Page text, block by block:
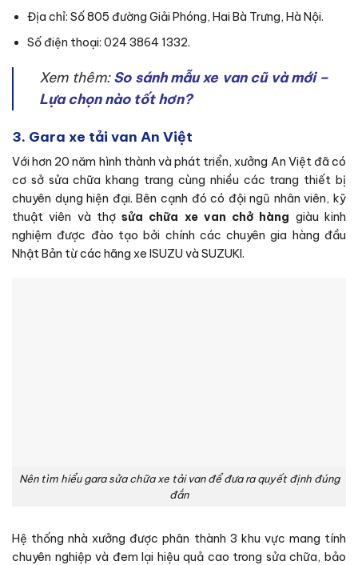
Địa chỉ: Số 805 đường Giải Phóng, Hai Bà Trưng, Hà Nội.
Số điện thoại: 024 3864 1332.
Xem thêm:So sánh mẫu xe van cũ và mới –
Lựa chọn nào tốt hơn?
3. Gara xe tải van An Việt
Với hơn 20 năm hình thành và phát triển, xưởng An Việt đã có
cơ sở sửa chữa khang trang cùng nhiều các trang thiết bị
chuyên dụng hiện đại.Bên cạnh đó có đội ngũ nhân viên, kỹ
thuật viên và thợsửa chữa xe van chở hàng giàu kinh
nghiệm được đào tạo bởi chính các chuyên gia hàng đầu
Nhật Bản từ các hãng xe ISUZU và SUZUKI.
Nên tìm hiểu gara sửa chữa xe tải van để đưa ra quyết định đúng
đắn
Hệ thống nhà xưởng được phân thành 3 khu vực mang tính
chuyên nghiệp và đem lại hiệu quả cao trong sửa chữa, bảo